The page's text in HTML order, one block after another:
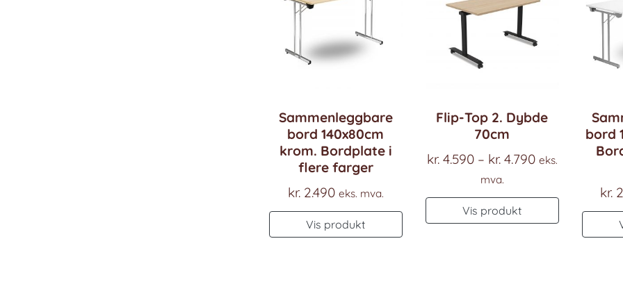
Sammenleggbare
bord 140x80cm
krom. Bordplate i
flere farger
kr.2.490 eks. mva.
Vis produkt
Dette
produktet
Flip-Top 2. Dybde
70cm
kr.4.590 – kr.4.790Prisområde:
til
eks.
mva.
Vis produkt
Dette
produktet
bord
kr.